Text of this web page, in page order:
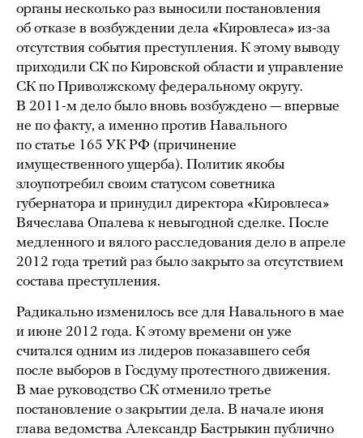
органы несколько раз выносили постановления
об отказе в возбуждении дела «Кировлеса» из-за
отсутствия события преступления. К этому выводу
приходили СК по Кировской области и управление
СК по Приволжскому федеральному округу.
В 2011-м дело было вновь возбуждено — впервые
не по факту, а именно против Навального
по статье 165 УК РФ (причинение
имущественного ущерба). Политик якобы
злоупотребил своим статусом советника
губернатора и принудил директора «Кировлеса»
Вячеслава Опалева к невыгодной сделке. После
медленного и вялого расследования дело в апреле
2012 года третий раз было закрыто за отсутствием
состава преступления.
Радикально изменилось все для Навального в мае
и июне 2012 года. К этому времени он уже
считался одним из лидеров показавшего себя
после выборов в Госдуму протестного движения.
В мае руководство СК отменило третье
постановление о закрытии дела. В начале июня
глава ведомства Александр Бастрыкин публично